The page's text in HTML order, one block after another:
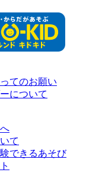
てのお願い
について
て
できるあそび